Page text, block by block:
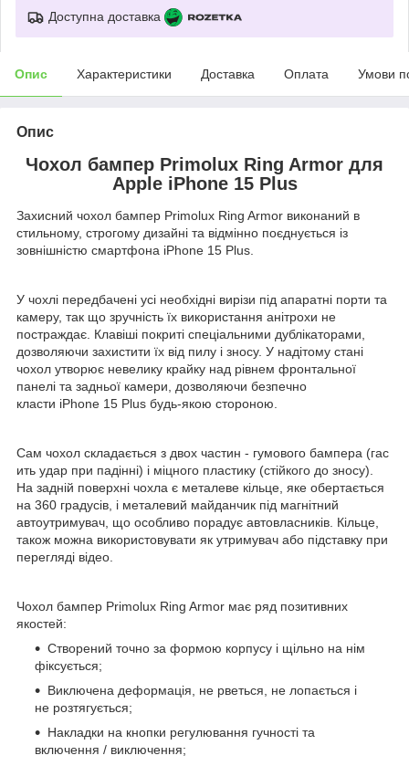
Доступна доставка
Опис Характеристики Доставка Оплата Умови
Опис
Чохол бампер Primolux Ring Armor для
Apple iPhone 15 Plus
Захисний чохол бампер Primolux Ring Armor виконаний в
стильному, строгому дизайні та відмінно поєднується із
зовнішністю смартфона iPhone 15 Plus.
У чохлі передбачені усі необхідні вирізи під апаратні порти та
камеру, так що зручність їх використання анітрохи не
постраждає. Клавіші покриті спеціальними дублікаторами,
дозволяючи захистити їх від пилу і зносу. У надітому стані
чохол утворює невелику крайку над рівнем фронтальної
панелі та задньої камери, дозволяючи безпечно
класти iPhone 15 Plus будь-якою стороною.
Сам чохол складається з двох частин - гумового бампера (гас
ить удар при падінні) і міцного пластику (стійкого до зносу).
На задній поверхні чохла є металеве кільце, яке обертається
на 360 градусів, і металевий майданчик під магнітний
автоутримувач, що особливо порадує автовласників. Кільце,
також можна використовувати як утримувач або підставку при
перегляді відео.
Чохол бампер Primolux Ring Armor має ряд позитивних
якостей:
Створений точно за формою корпусу і щільно на нім
фіксується;
Виключена деформація, не рветься, не лопається і
не розтягується;
Накладки на кнопки регулювання гучності та
включення / виключення;